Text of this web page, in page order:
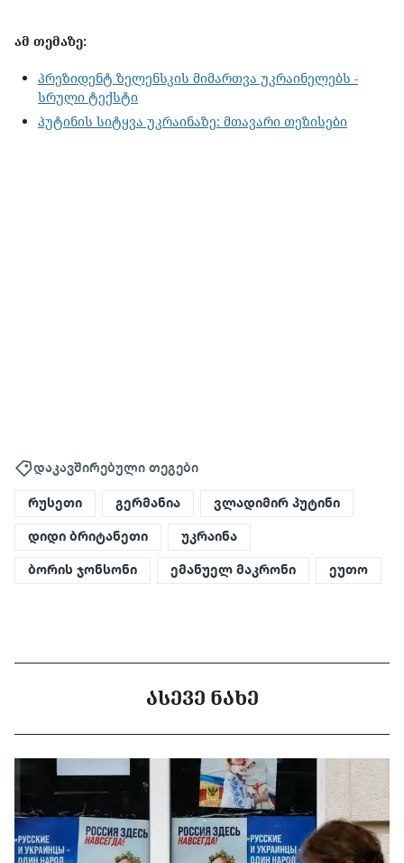
ამ თემაზე:
პრეზიდენტ ზელენსკის მიმართვა უკრაინელებს -
სრული ტექსტი
პუტინის სიტყვა უკრაინაზე: მთავარი თეზისები
დაკავშირებული თეგები
რუსეთი გერმანია ვლადიმირ პუტინი
დიდი ბრიტანეთი უკრაინა
ბორის ჯონსონი ემანუელ მაკრონი ეუთო
ᲐᲡᲔᲕᲔ ᲜᲐᲮᲔ